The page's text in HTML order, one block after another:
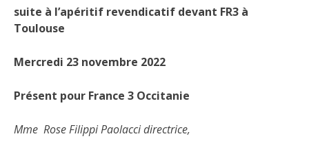
suite à l’apéritif revendicatif devant FR3 à
Toulouse
Mercredi 23 novembre 2022
Présent pour France 3 Occitanie
Mme Rose Filippi Paolacci directrice,